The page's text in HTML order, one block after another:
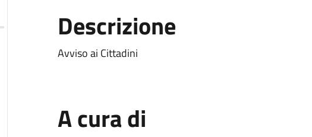
Descrizione
Avviso ai Cittadini
A cura di